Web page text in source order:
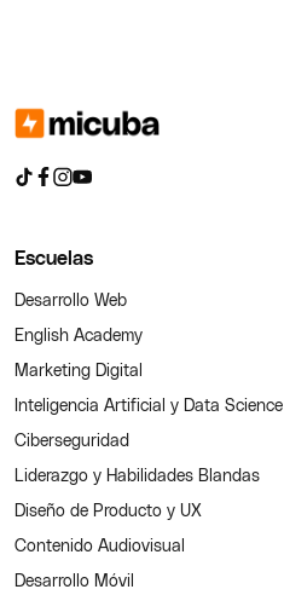
Escuelas
Desarrollo Web
English Academy
Marketing Digital
Inteligencia Artificial y Data Science
Ciberseguridad
Liderazgo y Habilidades Blandas
Diseño de Producto y UX
Contenido Audiovisual
Desarrollo Móvil